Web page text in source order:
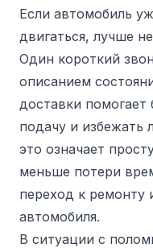
Если автомобиль
двигаться, лучше
Один короткий
описанием
доставки помогает
подачу и избежать
это означает
меньше потери
переход к ремонту
автомобиля.
В ситуации с